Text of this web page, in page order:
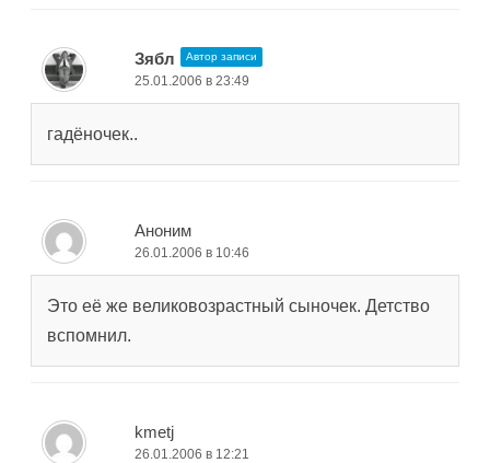
Зябл Автор записи
25.01.2006 в 23:49
гадёночек..
Аноним
26.01.2006 в 10:46
Это её же великовозрастный сыночек. Детство
вспомнил.
kmetj
26.01.2006 в 12:21